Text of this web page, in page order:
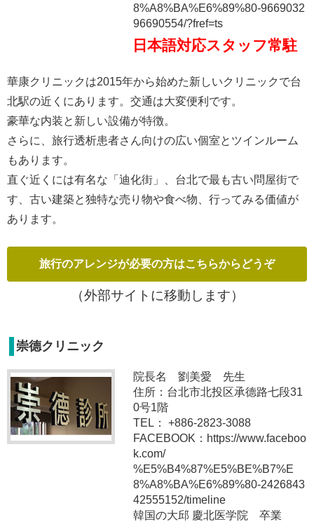
8%A8%BA%E6%89%80-9669032
96690554/?fref=ts
日本語対応スタッフ常駐
華康クリニックは2015年から始めた新しいクリニックで台
北駅の近くにあります。交通は大変便利です。
豪華な内装と新しい設備が特徴。
さらに、旅行透析患者さん向けの広い個室とツインルーム
もあります。
直ぐ近くには有名な「迪化街」、台北で最も古い問屋街で
す、古い建築と独特な売り物や食べ物、行ってみる価値が
あります。
（外部サイトに移動します）
崇德クリニック
院長名 劉美愛 先生
住所：台北市北投区承德路七段31
0号1階
TEL： +886-2823-3088
FACEBOOK：https://www.faceboo
k.com/
%E5%B4%87%E5%BE%B7%E
8%A8%BA%E6%89%80-2426843
42555152/timeline
韓国の大邱 慶北医学院 卒業